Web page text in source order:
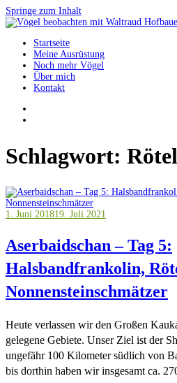
Springe zum Inhalt
Vögel beobachten mit
Startseite
Meine Ausrüstung
Noch mehr Vögel
Über mich
Kontakt
Schlagwort:
1. Juni 201819. Juli 2021
Aserbaidschan – Tag 5:
Halsbandfrankolin,
Nonnensteinschmätzer
Heute verlassen wir den Großen
gelegene Gebiete. Unser Ziel ist der
ungefähr 100 Kilometer südlich von
bis dorthin haben wir insgesamt ca.